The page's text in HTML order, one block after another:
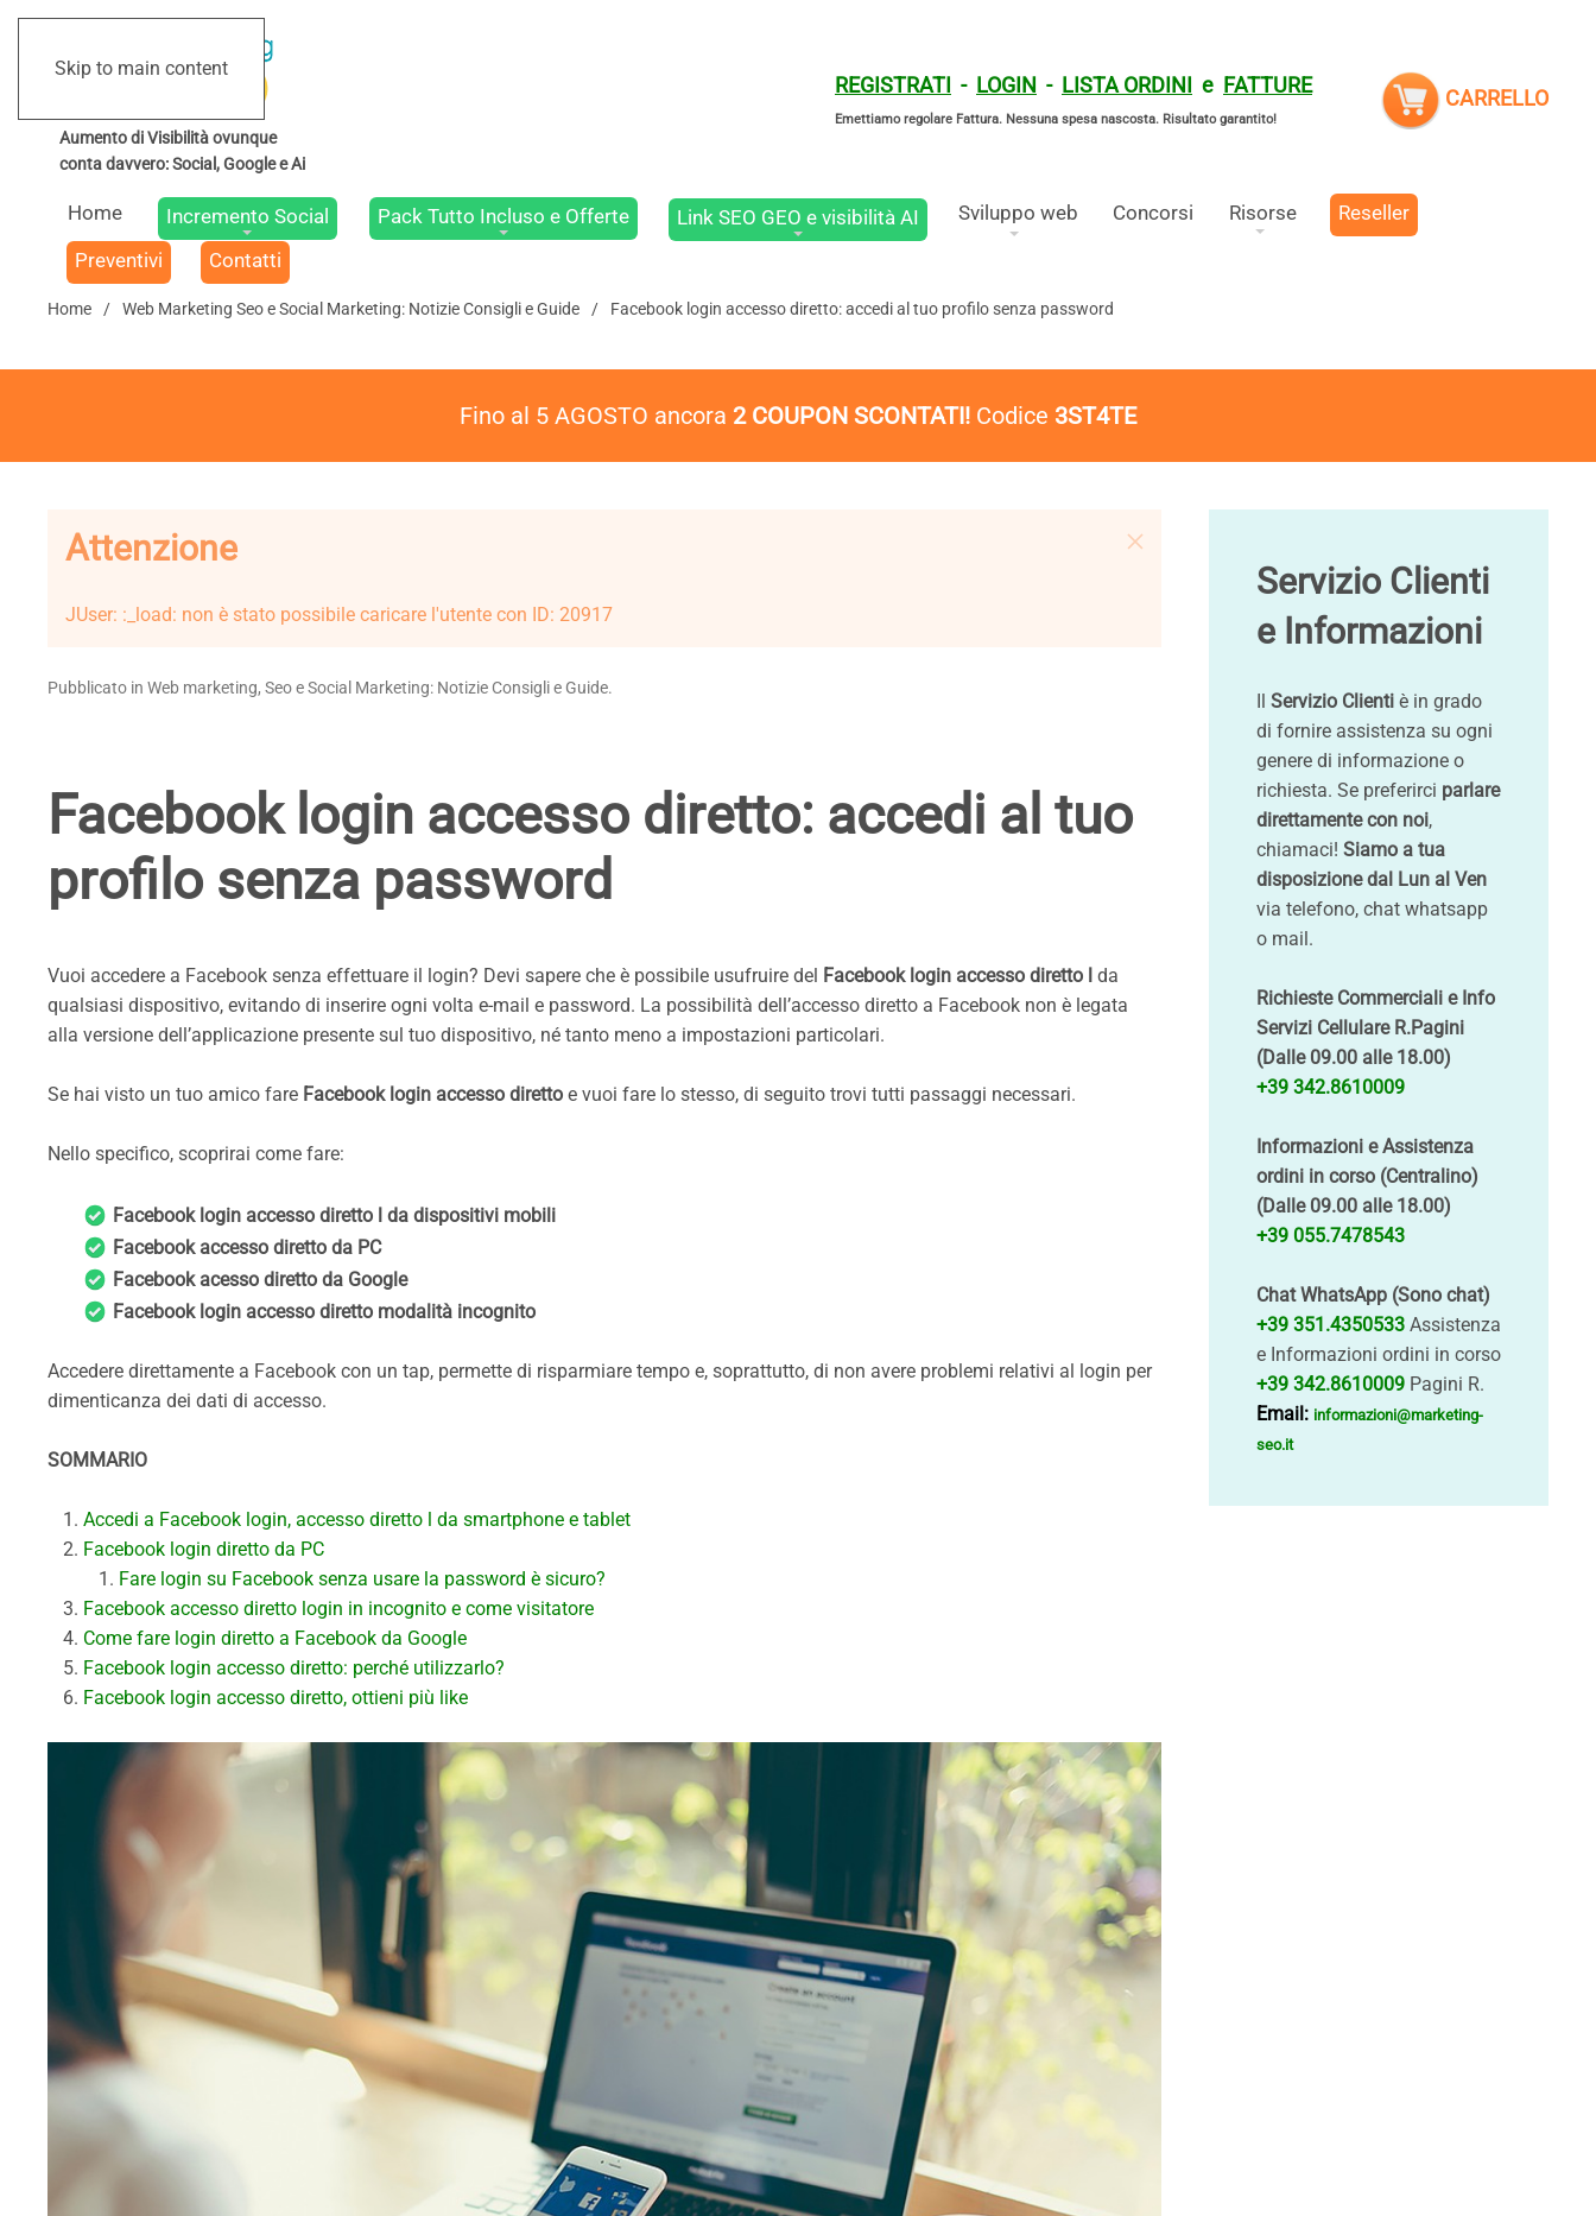
Skip to main content
REGISTRATI - LOGIN - LISTA ORDINI e FATTURE
Emettiamo regolare Fattura. Nessuna spesa nascosta. Risultato garantito!
CARRELLO
Home Incremento Social Pack Tutto Incluso e Offerte Link SEO GEO e visibilità AI Sviluppo web Concorsi Risorse
Reseller
Preventivi
Contatti
Home Web Marketing Seo e Social Marketing: Notizie Consigli e Guide Facebook login accesso diretto: accedi al tuo profilo senza password
Fino al 5 AGOSTO ancora 2 COUPON SCONTATI! Codice 3ST4TE
Attenzione
JUser: :_load: non è stato possibile caricare l'utente con ID: 20917
Pubblicato in Web marketing, Seo e Social Marketing: Notizie Consigli e Guide.
Facebook login accesso diretto: accedi al tuo
profilo senza password
Vuoi accedere a Facebook senza effettuare il login? Devi sapere che è possibile usufruire del Facebook login accesso diretto l da
qualsiasi dispositivo, evitando di inserire ogni volta e-mail e password. La possibilità dell’accesso diretto a Facebook non è legata
alla versione dell’applicazione presente sul tuo dispositivo, né tanto meno a impostazioni particolari.
Se hai visto un tuo amico fare Facebook login accesso diretto e vuoi fare lo stesso, di seguito trovi tutti passaggi necessari.
Nello specifico, scoprirai come fare:
Facebook login accesso diretto l da dispositivi mobili
Facebook accesso diretto da PC
Facebook acesso diretto da Google
Facebook login accesso diretto modalità incognito
Accedere direttamente a Facebook con un tap, permette di risparmiare tempo e, soprattutto, di non avere problemi relativi al login per
dimenticanza dei dati di accesso.
SOMMARIO
Accedi a Facebook login, accesso diretto l da smartphone e tablet
Facebook login diretto da PC
Fare login su Facebook senza usare la password è sicuro?
Facebook accesso diretto login in incognito e come visitatore
Come fare login diretto a Facebook da Google
Facebook login accesso diretto: perché utilizzarlo?
Facebook login accesso diretto, ottieni più like
Servizio Clienti
e Informazioni
Il Servizio Clienti è in grado
di fornire assistenza su ogni
genere di informazione o
richiesta. Se preferirci parlare
direttamente con noi,
chiamaci! Siamo a tua
disposizione dal Lun al Ven
via telefono, chat whatsapp
o mail.
Richieste Commerciali e Info
Servizi Cellulare R.Pagini
(Dalle 09.00 alle 18.00)
+39 342.8610009
Informazioni e Assistenza
ordini in corso (Centralino)
(Dalle 09.00 alle 18.00)
+39 055.7478543
Chat WhatsApp (Sono chat)
+39 351.4350533 Assistenza
e Informazioni ordini in corso
+39 342.8610009 Pagini R.
Email: informazioni@marketing-
seo.it